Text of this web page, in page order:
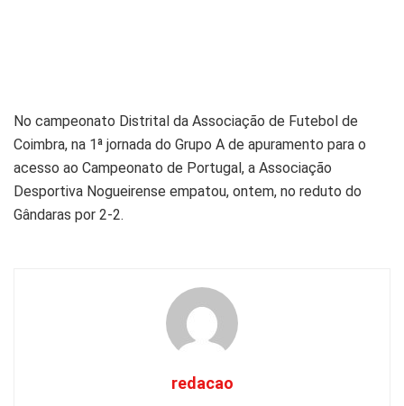
No campeonato Distrital da Associação de Futebol de
Coimbra, na 1ª jornada do Grupo A de apuramento para o
acesso ao Campeonato de Portugal, a Associação
Desportiva Nogueirense empatou, ontem, no reduto do
Gândaras por 2-2.
redacao